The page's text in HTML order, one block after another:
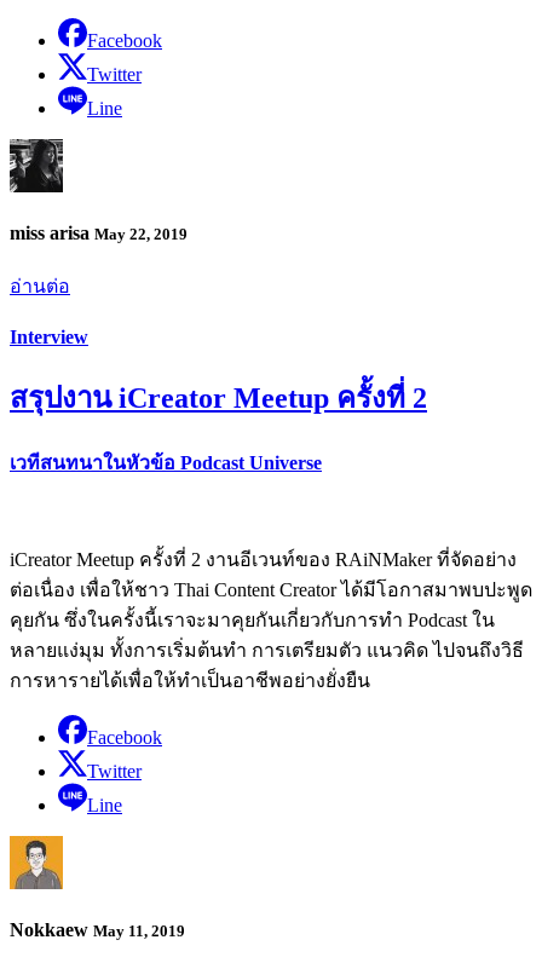
Facebook
Twitter
Line
miss arisa May 22, 2019
อ่านต่อ
Interview
สรุปงาน iCreator Meetup ครั้งที่ 2
เวทีสนทนาในหัวข้อ Podcast Universe
iCreator Meetup ครั้งที่ 2 งานอีเวนท์ของ RAiNMaker ที่จัดอย่าง
ต่อเนื่อง เพื่อให้ชาว Thai Content Creator ได้มีโอกาสมาพบปะพูด
คุยกัน ซึ่งในครั้งนี้เราจะมาคุยกันเกี่ยวกับการทำ Podcast ใน
หลายแง่มุม ทั้งการเริ่มต้นทำ การเตรียมตัว แนวคิด ไปจนถึงวิธี
การหารายได้เพื่อให้ทำเป็นอาชีพอย่างยั่งยืน
Facebook
Twitter
Line
Nokkaew May 11, 2019